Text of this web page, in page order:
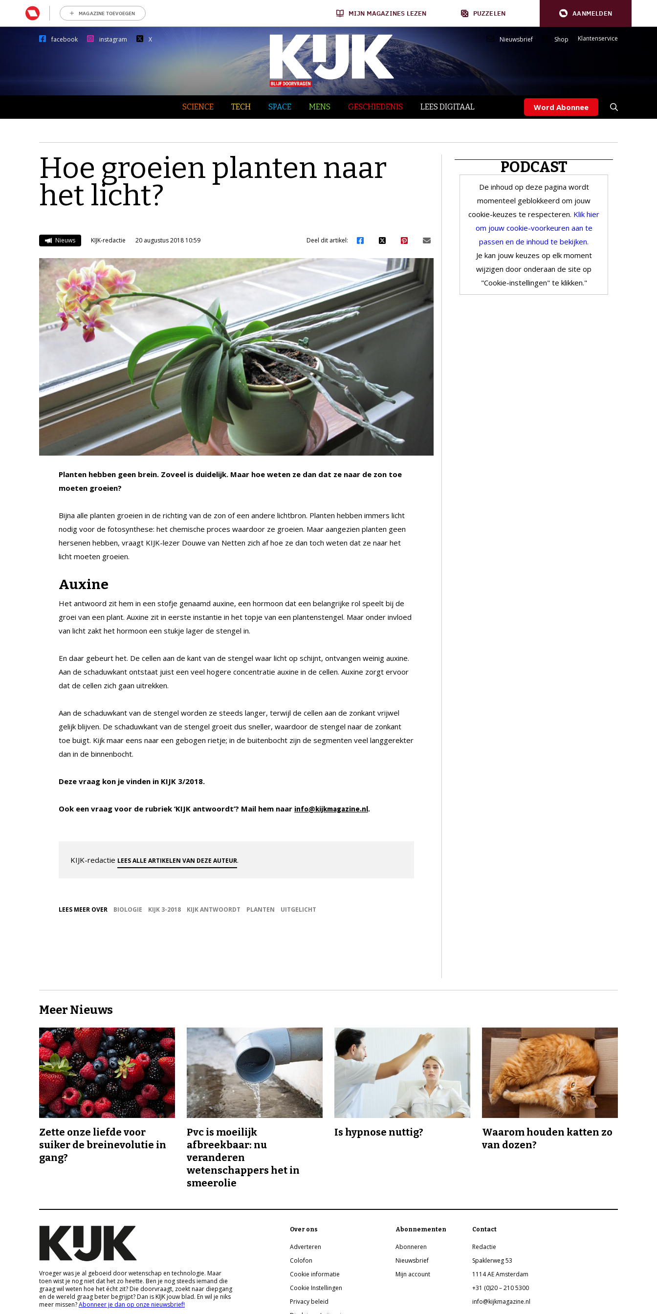
MAGAZINE TOEVOEGEN MIJN MAGAZINES LEZEN PUZZELEN AANMELDEN
facebook instagram X Nieuwsbrief Shop Klantenservice
SCIENCE TECH SPACE MENS GESCHIEDENIS LEES DIGITAAL Word Abonnee
Hoe groeien planten naar
het licht?
Nieuws KIJK-redactie 20 augustus 2018 10:59 Deel dit artikel:
Planten hebben geen brein. Zoveel is duidelijk. Maar hoe weten ze dan dat ze naar de zon toe
moeten groeien?
Bijna alle planten groeien in de richting van de zon of een andere lichtbron. Planten hebben immers licht
nodig voor de fotosynthese: het chemische proces waardoor ze groeien. Maar aangezien planten geen
hersenen hebben, vraagt KIJK-lezer Douwe van Netten zich af hoe ze dan toch weten dat ze naar het
licht moeten groeien.
Auxine
Het antwoord zit hem in een stofje genaamd auxine, een hormoon dat een belangrijke rol speelt bij de
groei van een plant. Auxine zit in eerste instantie in het topje van een plantenstengel. Maar onder invloed
van licht zakt het hormoon een stukje lager de stengel in.
En daar gebeurt het. De cellen aan de kant van de stengel waar licht op schijnt, ontvangen weinig auxine.
Aan de schaduwkant ontstaat juist een veel hogere concentratie auxine in de cellen. Auxine zorgt ervoor
dat de cellen zich gaan uitrekken.
Aan de schaduwkant van de stengel worden ze steeds langer, terwijl de cellen aan de zonkant vrijwel
gelijk blijven. De schaduwkant van de stengel groeit dus sneller, waardoor de stengel naar de zonkant
toe buigt. Kijk maar eens naar een gebogen rietje; in de buitenbocht zijn de segmenten veel langgerekter
dan in de binnenbocht.
Deze vraag kon je vinden in KIJK 3/2018.
Ook een vraag voor de rubriek ‘KIJK antwoordt’? Mail hem naar info@kijkmagazine.nl.
KIJK-redactie LEES ALLE ARTIKELEN VAN DEZE AUTEUR.
LEES MEER OVER BIOLOGIE KIJK 3-2018 KIJK ANTWOORDT PLANTEN UITGELICHT
PODCAST
De inhoud op deze pagina wordt
momenteel geblokkeerd om jouw
cookie-keuzes te respecteren. Klik hier
om jouw cookie-voorkeuren aan te
passen en de inhoud te bekijken.
Je kan jouw keuzes op elk moment
wijzigen door onderaan de site op
"Cookie-instellingen" te klikken."
Meer Nieuws
Zette onze liefde voor
suiker de breinevolutie in
gang?
Pvc is moeilijk
afbreekbaar: nu
veranderen
wetenschappers het in
smeerolie
Is hypnose nuttig?
Waarom houden katten zo
van dozen?
Vroeger was je al geboeid door wetenschap en technologie. Maar
toen wist je nog niet dat het zo heette. Ben je nog steeds iemand die
graag wil weten hoe het écht zit? Die doorvraagt, zoekt naar diepgang
en de wereld graag beter begrijpt? Dan is KIJK jouw blad. En wil je niks
meer missen?Abonneer je dan op onze nieuwsbrief!
Over ons
Adverteren
Colofon
Cookie informatie
Cookie Instellingen
Privacy beleid
Abonnementen
Abonneren
Nieuwsbrief
Mijn account
Contact
Redactie
Spaklerweg 53
1114 AE Amsterdam
+31 (0)20 – 210 5300
info@kijkmagazine.nl